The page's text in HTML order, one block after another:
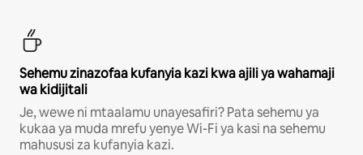
Sehemu zinazofaa kufanyia kazi kwa ajili ya wahamaji
wa kidijitali
Je, wewe ni mtaalamu unayesafiri? Pata sehemu ya
kukaa ya muda mrefu yenye Wi-Fi ya kasi na sehemu
mahususi za kufanyia kazi.